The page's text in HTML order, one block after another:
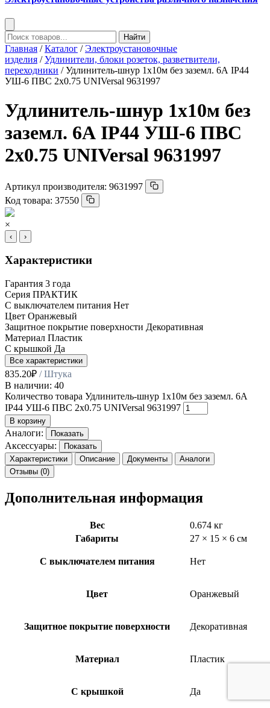
Найти
Главная /Каталог /Электроустановочные
изделия /Удлинители, блоки розеток, разветвители,
переходники / Удлинитель-шнур 1х10м без заземл. 6А IP44
УШ-6 ПВС 2х0.75 UNIVersal 9631997
Удлинитель-шнур 1х10м без
заземл. 6А IP44 УШ-6 ПВС
2х0.75 UNIVersal 9631997
Артикул производителя: 9631997
Код товара: 37550
×
‹ ›
Характеристики
Гарантия 3 года
Серия ПРАКТИК
С выключателем питания Нет
Цвет Оранжевый
Защитное покрытие поверхности Декоративная
Материал Пластик
С крышкой Да
Все характеристики
835.20₽ / Штука
В наличии: 40
Количество товара Удлинитель-шнур 1х10м без заземл. 6А
IP44 УШ-6 ПВС 2х0.75 UNIVersal 9631997
В корзину
Аналоги: Показать
Аксессуары:
Показать
Характеристики
Описание Документы
Аналоги
Отзывы (0)
Дополнительная информация
Вес
0.674 кг
Габариты
27 × 15 × 6 см
С выключателем питания Нет
Цвет Оранжевый
Защитное покрытие поверхности Декоративная
Материал Пластик
С крышкой Да